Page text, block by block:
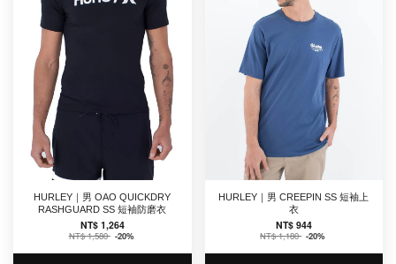
HURLEY｜男 OAO QUICKDRY
RASHGUARD SS 短袖防磨衣
NT$ 1,264
NT$ 1,580 -20%
HURLEY｜男 CREEPIN SS 短袖上
衣
NT$ 944
NT$ 1,180 -20%